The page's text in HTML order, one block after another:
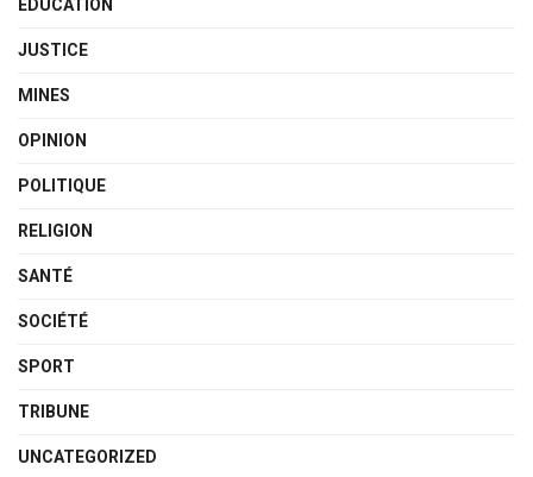
ÉDUCATION
JUSTICE
MINES
OPINION
POLITIQUE
RELIGION
SANTÉ
SOCIÉTÉ
SPORT
TRIBUNE
UNCATEGORIZED